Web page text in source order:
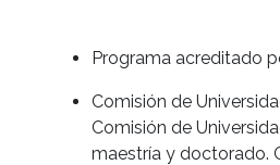
Programa acreditado
Comisión de
Comisión de
maestría y doctorado.